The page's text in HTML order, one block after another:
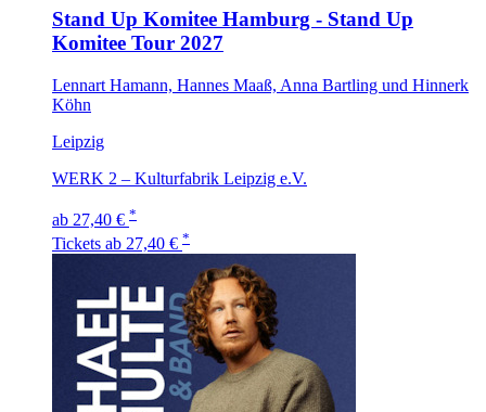
Stand Up Komitee Hamburg - Stand Up
Komitee Tour 2027
Lennart Hamann, Hannes Maaß, Anna Bartling und Hinnerk
Köhn
Leipzig
WERK 2 – Kulturfabrik Leipzig e.V.
ab 27,40 € *
Tickets ab 27,40 € *